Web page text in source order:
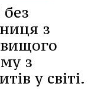
з
з
у світі.